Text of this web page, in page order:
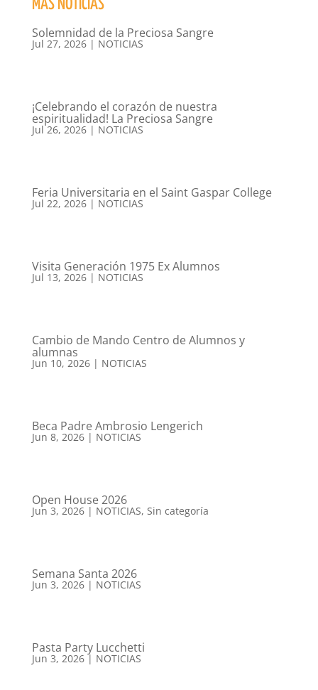
MÁS NOTICIAS
Solemnidad de la Preciosa Sangre
Jul 27, 2026| NOTICIAS
¡Celebrando el corazón de nuestra
espiritualidad! La Preciosa Sangre
Jul 26, 2026| NOTICIAS
Feria Universitaria en el Saint Gaspar College
Jul 22, 2026| NOTICIAS
Visita Generación 1975 Ex Alumnos
Jul 13, 2026| NOTICIAS
Cambio de Mando Centro de Alumnos y
alumnas
Jun 10, 2026| NOTICIAS
Beca Padre Ambrosio Lengerich
Jun 8, 2026| NOTICIAS
Open House 2026
Jun 3, 2026| NOTICIAS, Sin categoría
Semana Santa 2026
Jun 3, 2026| NOTICIAS
Pasta Party Lucchetti
Jun 3, 2026| NOTICIAS